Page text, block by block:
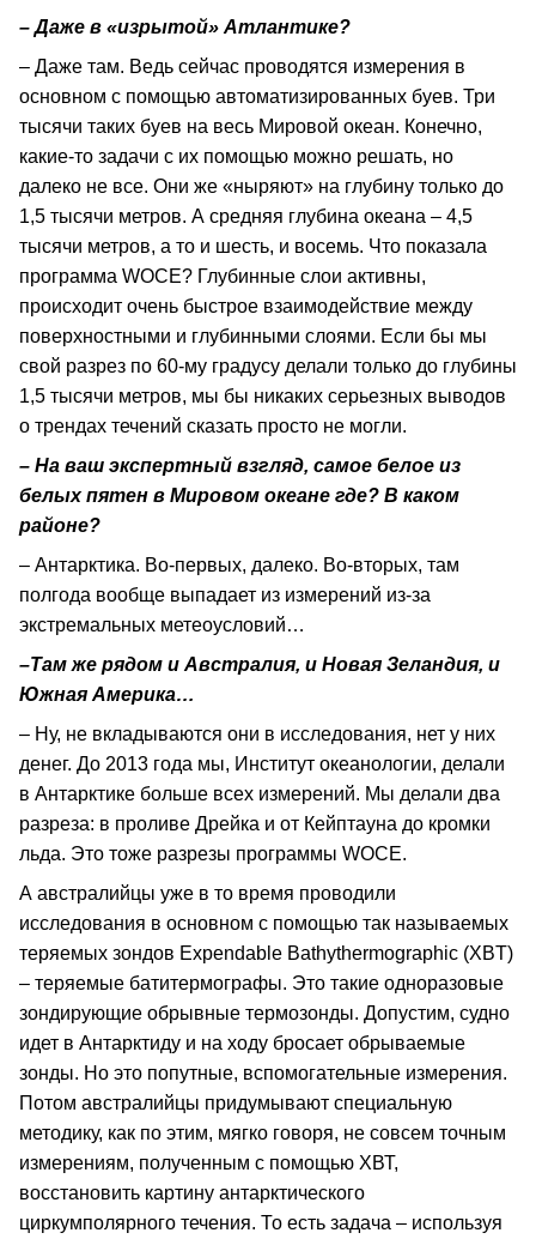
– Даже в «изрытой» Атлантике?
– Даже там. Ведь сейчас проводятся измерения в
основном с помощью автоматизированных буев. Три
тысячи таких буев на весь Мировой океан. Конечно,
какие-то задачи с их помощью можно решать, но
далеко не все. Они же «ныряют» на глубину только до
1,5 тысячи метров. А средняя глубина океана – 4,5
тысячи метров, а то и шесть, и восемь. Что показала
программа WOCE? Глубинные слои активны,
происходит очень быстрое взаимодействие между
поверхностными и глубинными слоями. Если бы мы
свой разрез по 60-му градусу делали только до глубины
1,5 тысячи метров, мы бы никаких серьезных выводов
о трендах течений сказать просто не могли.
– На ваш экспертный взгляд, самое белое из
белых пятен в Мировом океане где? В каком
районе?
– Антарктика. Во-первых, далеко. Во-вторых, там
полгода вообще выпадает из измерений из-за
экстремальных метеоусловий…
–Там же рядом и Австралия, и Новая Зеландия, и
Южная Америка…
– Ну, не вкладываются они в исследования, нет у них
денег. До 2013 года мы, Институт океанологии, делали
в Антарктике больше всех измерений. Мы делали два
разреза: в проливе Дрейка и от Кейптауна до кромки
льда. Это тоже разрезы программы WOCE.
А австралийцы уже в то время проводили
исследования в основном с помощью так называемых
теряемых зондов Expendable Bathythermographic (XBT)
– теряемые батитермографы. Это такие одноразовые
зондирующие обрывные термозонды. Допустим, судно
идет в Антарктиду и на ходу бросает обрываемые
зонды. Но это попутные, вспомогательные измерения.
Потом австралийцы придумывают специальную
методику, как по этим, мягко говоря, не совсем точным
измерениям, полученным с помощью ХВТ,
восстановить картину антарктического
циркумполярного течения. То есть задача – используя